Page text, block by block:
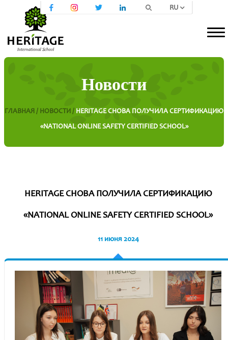
RU
Новости
ГЛАВНАЯ / НОВОСТИ / HERITAGE СНОВА ПОЛУЧИЛА СЕРТИФИКАЦИЮ
«NATIONAL ONLINE SAFETY CERTIFIED SCHOOL»
HERITAGE СНОВА ПОЛУЧИЛА СЕРТИФИКАЦИЮ
«NATIONAL ONLINE SAFETY CERTIFIED SCHOOL»
11 июня 2024